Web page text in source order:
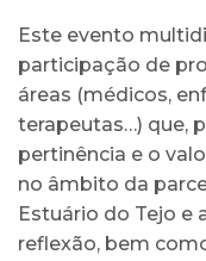
Este evento
participação de
áreas (médicos,
terapeutas…) que,
pertinência e o
no âmbito da
Estuário do Tejo e
reflexão, bem